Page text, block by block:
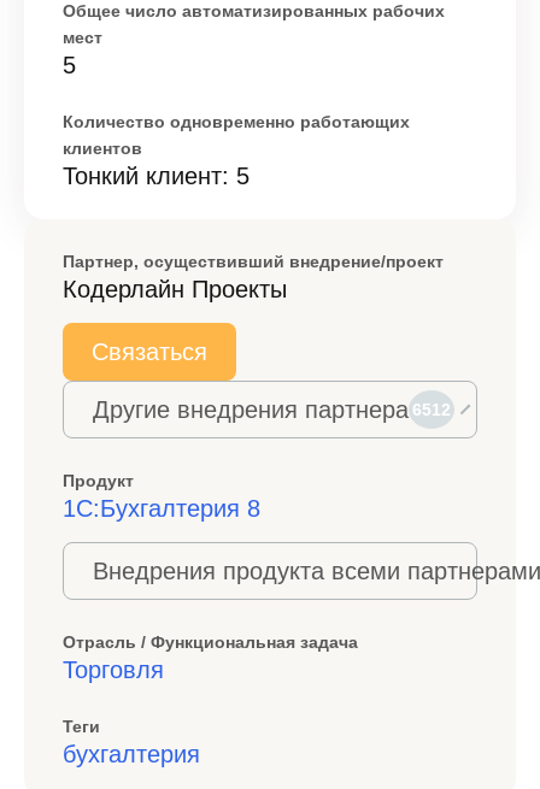
Общее число автоматизированных рабочих
мест
5
Количество одновременно работающих
клиентов
Тонкий клиент: 5
Партнер, осуществивший внедрение/проект
Кодерлайн Проекты
Связаться
Другие внедрения партнера 6512
Продукт
1С:Бухгалтерия 8
Внедрения продукта всеми
Отрасль / Функциональная задача
Торговля
Теги
бухгалтерия